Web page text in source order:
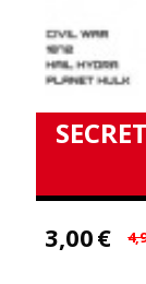
3,00€